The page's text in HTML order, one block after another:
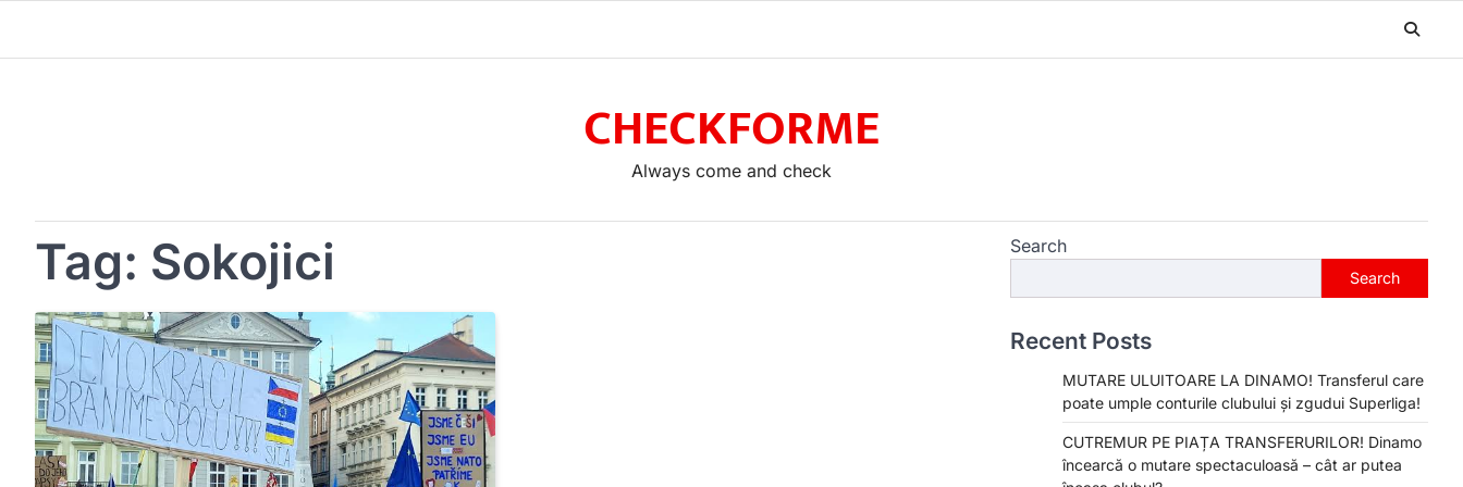
content
CHECKFORME
Always come and check
Tag: Sokojici Search
Search
Recent Posts
MUTARE ULUITOARE LA DINAMO! Transferul care
poate umple conturile clubului și zgudui Superliga!
CUTREMUR PE PIAȚA TRANSFERURILOR! Dinamo
încearcă o mutare spectaculoasă – cât ar putea